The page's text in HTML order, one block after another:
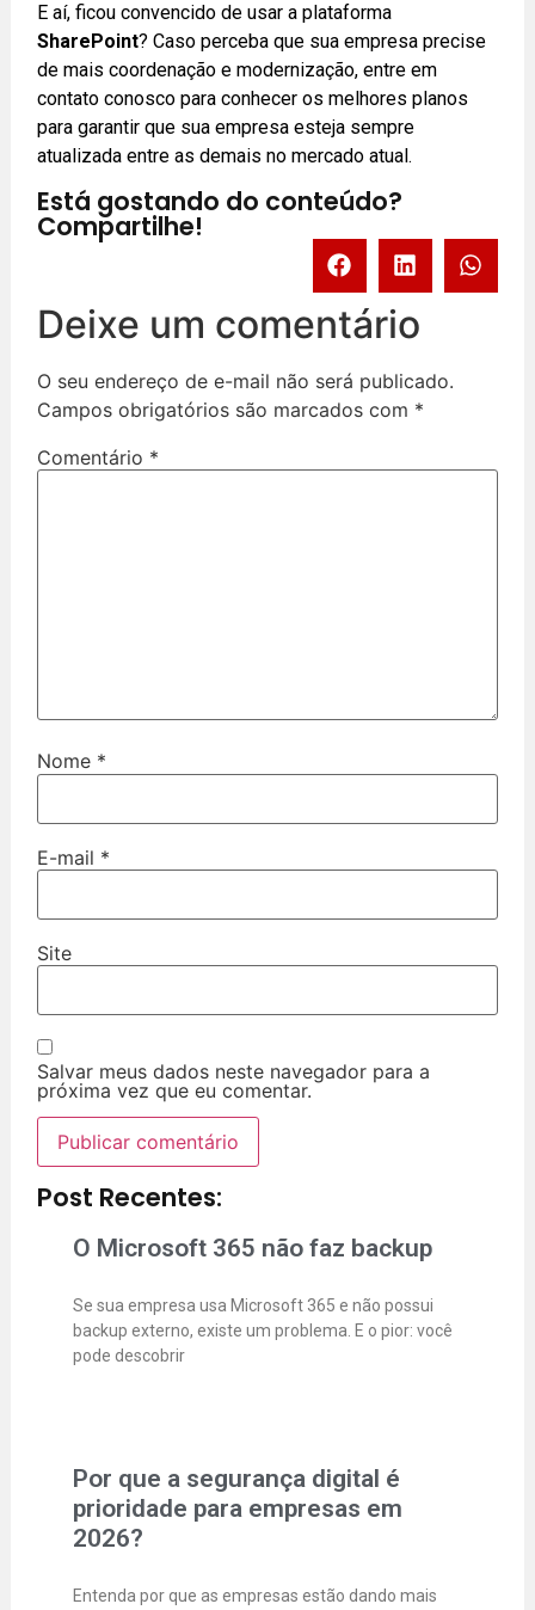
E aí, ficou convencido de usar a plataforma
SharePoint? Caso perceba que sua empresa precise
de mais coordenação e modernização, entre em
contato conosco para conhecer os melhores planos
para garantir que sua empresa esteja sempre
atualizada entre as demais no mercado atual.
Está gostando do conteúdo?
Compartilhe!
Deixe um comentário
O seu endereço de e-mail não será publicado.
Campos obrigatórios são marcados com *
Comentário *
Nome *
E-mail *
Site
Salvar meus dados neste navegador para a
próxima vez que eu comentar.
Post Recentes:
O Microsoft 365 não faz backup
Se sua empresa usa Microsoft 365 e não possui
backup externo, existe um problema. E o pior: você
pode descobrir
Por que a segurança digital é
prioridade para empresas em
2026?
Entenda por que as empresas estão dando mais